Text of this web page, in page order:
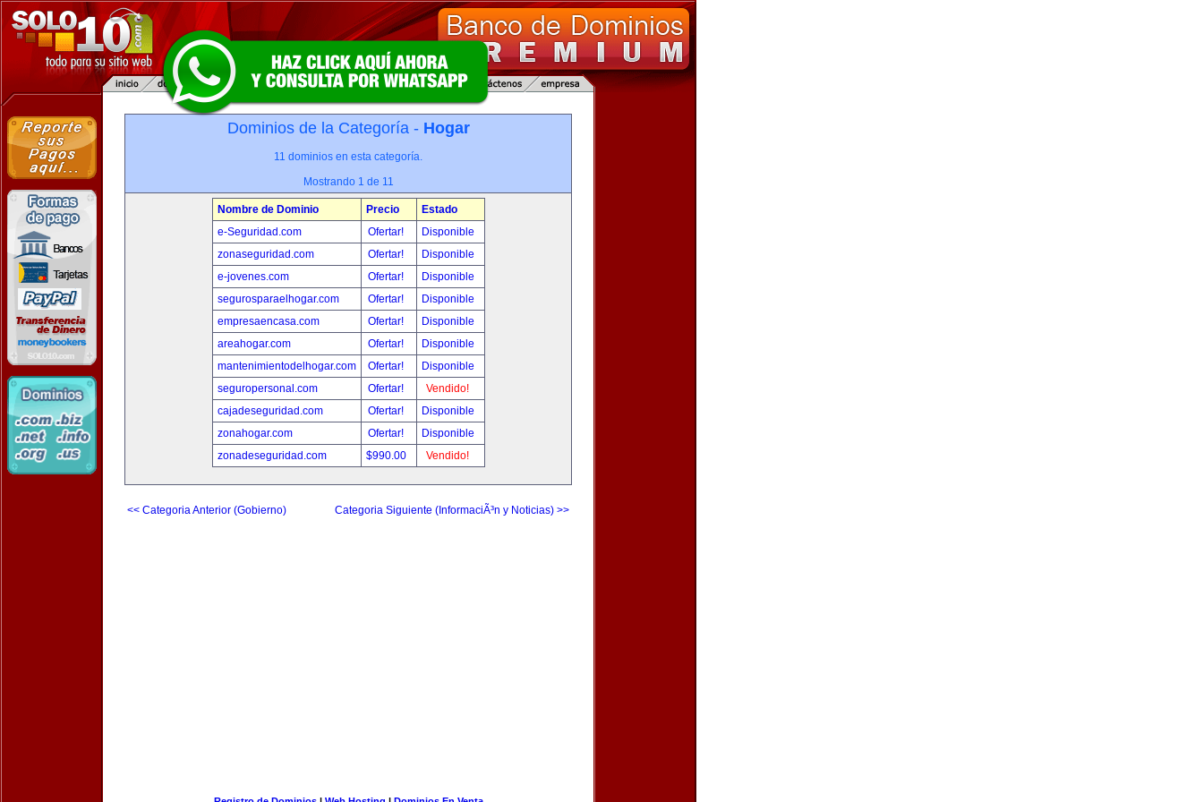
Dominios de la Categoría - Hogar
11 dominios en esta categoría.
Mostrando 1 de 11
Nombre de Dominio Precio
Estado
e-Seguridad.com
Ofertar!
Disponible
zonaseguridad.com
Ofertar!
Disponible
e-jovenes.com
Ofertar!
Disponible
segurosparaelhogar.com
Ofertar!
Disponible
empresaencasa.com
Ofertar!
Disponible
areahogar.com
Ofertar!
Disponible
mantenimientodelhogar.com
Ofertar!
Disponible
seguropersonal.com
Ofertar!
Vendido!
cajadeseguridad.com
Ofertar!
Disponible
zonahogar.com
Ofertar!
Disponible
zonadeseguridad.com
$990.00 Vendido!
<< Categoria Anterior (Gobierno) Categoria Siguiente (InformaciÃ³n y Noticias) >>